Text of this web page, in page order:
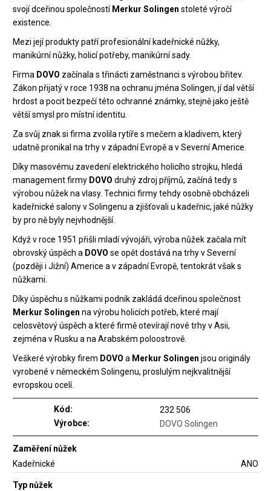
svojí dceřinou společností Merkur Solingen stoleté výročí
existence.
Mezi její produkty patří profesionální kadeřnické nůžky,
manikúrní nůžky, holicí potřeby, manikúrní sady.
Firma DOVO začínala s třinácti zaměstnanci s výrobou břitev.
Zákon přijatý v roce 1938 na ochranu jména Solingen, jí dal větší
hrdost a pocit bezpečí této ochranné známky, stejně jako ještě
větší smysl pro místní identitu.
Za svůj znak si firma zvolila rytíře s mečem a kladivem, který
udatně pronikal na trhy v západní Evropě a v Severní Americe.
Díky masovému zavedení elektrického holicího strojku, hledá
management firmy DOVO druhý zdroj příjmů, začíná tedy s
výrobou nůžek na vlasy. Technici firmy tehdy osobně obcházeli
kadeřnické salony v Solingenu a zjišťovali u kadeřnic, jaké nůžky
by pro ně byly nejvhodnější.
Když v roce 1951 přišli mladí vývojáři, výroba nůžek začala mít
obrovský úspěch a DOVO se opět dostává na trhy v Severní
(později i Jižní) Americe a v západní Evropě, tentokrát však s
nůžkami.
Díky úspěchu s nůžkami podnik zakládá dceřinou společnost
Merkur Solingen na výrobu holicích potřeb, které mají
celosvětový úspěch a které firmě otevírají nové trhy v Asii,
zejména v Rusku a na Arabském poloostrově.
Veškeré výrobky firem DOVO a Merkur Solingen jsou originály
vyrobené v německém Solingenu, proslulým nejkvalitnější
evropskou ocelí.
Kód:
232 506
Výrobce:
DOVO Solingen
Zaměření nůžek
Kadeřnické
ANO
Typ nůžek